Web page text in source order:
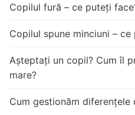
Copilul fură – ce puteți
Copilul spune minciuni –
Așteptați un copil? Cum îl
mare?
Cum gestionăm diferențele